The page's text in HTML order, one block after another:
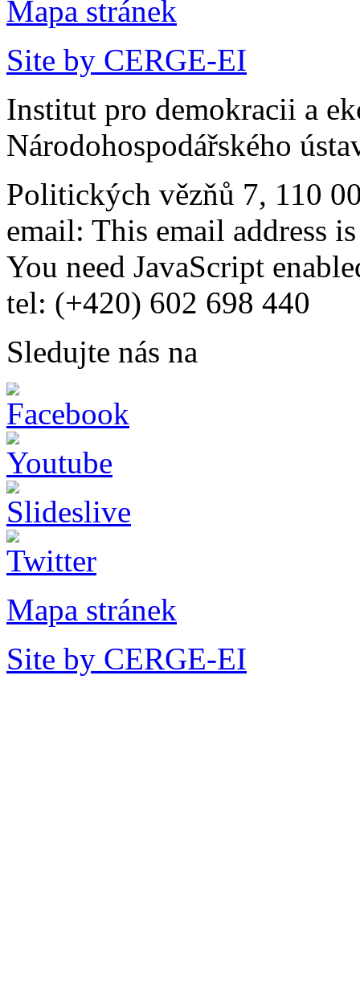
Mapa stránek
Site by CERGE-EI
Institut pro demokracii a
Národohospodářského
Politických vězňů 7, 110
email: This email address
You need JavaScript
tel: (+420) 602 698 440
Sledujte nás na
Mapa stránek
Site by CERGE-EI